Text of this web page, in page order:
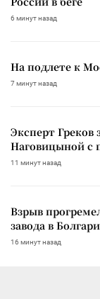
6 минут назад
На подлете к
7 минут назад
Эксперт Греков
Наговицыной с
11 минут назад
Взрыв
завода в
16 минут назад